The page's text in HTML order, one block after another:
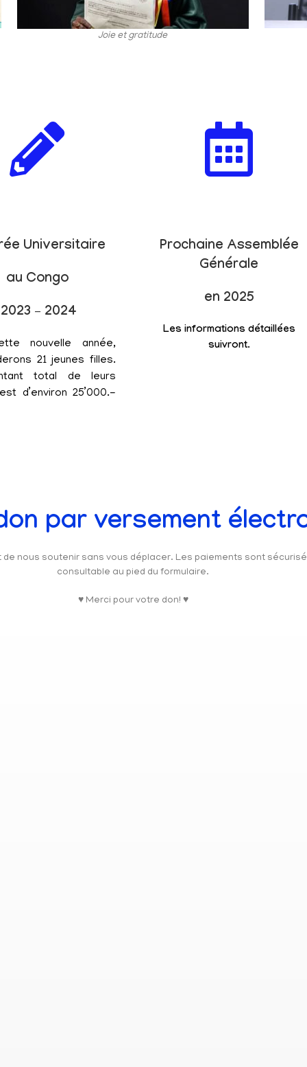
Joie et gratitude
Universitaire
au Congo
– 2024
nouvelle année,
21 jeunes filles.
total de leurs
d’environ 25’000.-
Prochaine Assemblée
Générale
en 2025
Les informations détaillées
suivront.
par versement
nous soutenir sans vous déplacer. Les paiements sont
consultable au pied du formulaire.
♥ Merci pour votre don! ♥